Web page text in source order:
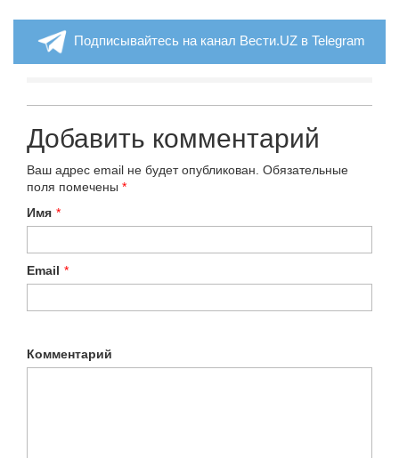
Подписывайтесь на канал Вести.UZ в Telegram
Добавить комментарий
Ваш адрес email не будет опубликован. Обязательные
поля помечены *
Имя *
Email *
Комментарий